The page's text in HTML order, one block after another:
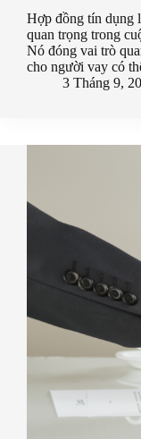
Hợp đồng tín dụng
quan trọng trong
Nó đóng vai trò
cho người vay có
3 Tháng 9,